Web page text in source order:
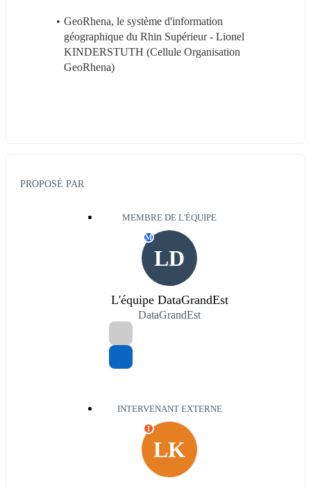
GeoRhena, le système d'information
géographique du Rhin Supérieur - Lionel
KINDERSTUTH (Cellule Organisation
GeoRhena)
PROPOSÉ PAR
MEMBRE DE L'ÉQUIPE
LD
M
L'équipe DataGrandEst
DataGrandEst
INTERVENANT EXTERNE
LK
I